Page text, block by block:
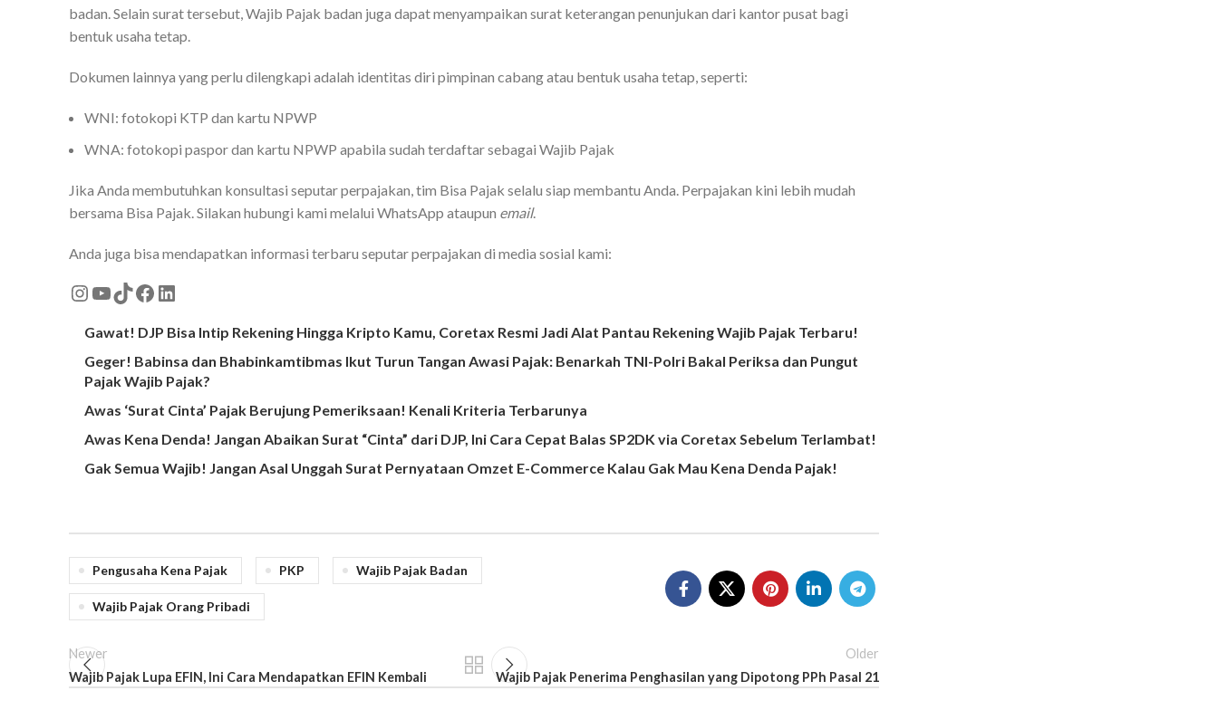
badan. Selain surat tersebut, Wajib Pajak badan juga dapat menyampaikan surat keterangan penunjukan dari kantor pusat bagi
bentuk usaha tetap.
Dokumen lainnya yang perlu dilengkapi adalah identitas diri pimpinan cabang atau bentuk usaha tetap, seperti:
WNI: fotokopi KTP dan kartu NPWP
WNA: fotokopi paspor dan kartu NPWP apabila sudah terdaftar sebagai Wajib Pajak
Jika Anda membutuhkan konsultasi seputar perpajakan, tim Bisa Pajak selalu siap membantu Anda. Perpajakan kini lebih mudah
bersama Bisa Pajak. Silakan hubungi kami melalui WhatsApp ataupun email.
Anda juga bisa mendapatkan informasi terbaru seputar perpajakan di media sosial kami:
Gawat! DJP Bisa Intip Rekening Hingga Kripto Kamu, Coretax Resmi Jadi Alat Pantau Rekening Wajib Pajak Terbaru!
Geger! Babinsa dan Bhabinkamtibmas Ikut Turun Tangan Awasi Pajak: Benarkah TNI-Polri Bakal Periksa dan Pungut
Pajak Wajib Pajak?
Awas ‘Surat Cinta’ Pajak Berujung Pemeriksaan! Kenali Kriteria Terbarunya
Awas Kena Denda! Jangan Abaikan Surat “Cinta” dari DJP, Ini Cara Cepat Balas SP2DK via Coretax Sebelum Terlambat!
Gak Semua Wajib! Jangan Asal Unggah Surat Pernyataan Omzet E-Commerce Kalau Gak Mau Kena Denda Pajak!
Pengusaha Kena Pajak PKP Wajib Pajak Badan
Wajib Pajak Orang Pribadi
Newer
Wajib Pajak Lupa EFIN, Ini Cara Mendapatkan EFIN Kembali
Older
Wajib Pajak Penerima Penghasilan yang Dipotong PPh Pasal 21